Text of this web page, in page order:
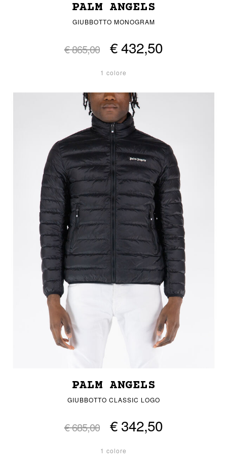
PALM ANGELS
GIUBBOTTO MONOGRAM
€ 865,00 € 432,50
1 colore
PALM ANGELS
GIUBBOTTO CLASSIC LOGO
€ 685,00 € 342,50
1 colore